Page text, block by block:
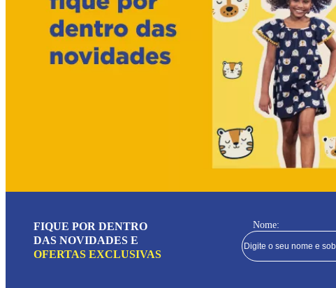
FIQUE POR DENTRO
DAS NOVIDADES E
OFERTAS EXCLUSIVAS
Nome: